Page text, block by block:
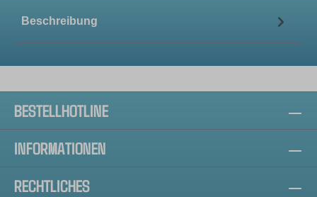
Beschreibung
BESTELLHOTLINE
INFORMATIONEN
RECHTLICHES